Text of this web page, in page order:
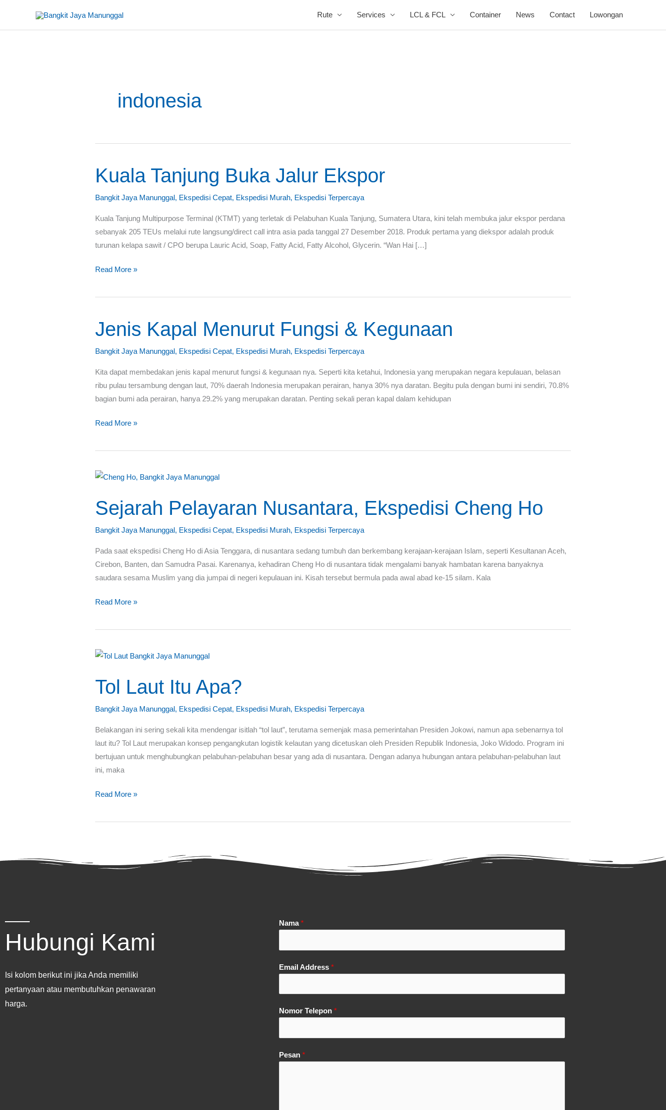
konten
Rute Services LCL & FCL Container News Contact Lowongan
indonesia
Kuala Tanjung Buka Jalur Ekspor
Bangkit Jaya Manunggal, Ekspedisi Cepat, Ekspedisi Murah, Ekspedisi Terpercaya
Kuala Tanjung Multipurpose Terminal (KTMT) yang terletak di Pelabuhan Kuala Tanjung, Sumatera Utara, kini telah membuka jalur ekspor perdana
sebanyak 205 TEUs melalui rute langsung/direct call intra asia pada tanggal 27 Desember 2018. Produk pertama yang diekspor adalah produk
turunan kelapa sawit / CPO berupa Lauric Acid, Soap, Fatty Acid, Fatty Alcohol, Glycerin. “Wan Hai […]
Kuala
Tanjung
Buka
Ekspor
Read More »
Jenis Kapal Menurut Fungsi & Kegunaan
Bangkit Jaya Manunggal, Ekspedisi Cepat, Ekspedisi Murah, Ekspedisi Terpercaya
Kita dapat membedakan jenis kapal menurut fungsi & kegunaan nya. Seperti kita ketahui, Indonesia yang merupakan negara kepulauan, belasan
ribu pulau tersambung dengan laut, 70% daerah Indonesia merupakan perairan, hanya 30% nya daratan. Begitu pula dengan bumi ini sendiri, 70.8%
bagian bumi ada perairan, hanya 29.2% yang merupakan daratan. Penting sekali peran kapal dalam kehidupan
Jenis
Kapal
Menurut
&
Kegunaan
Read More »
Sejarah Pelayaran Nusantara, Ekspedisi Cheng Ho
Bangkit Jaya Manunggal, Ekspedisi Cepat, Ekspedisi Murah, Ekspedisi Terpercaya
Pada saat ekspedisi Cheng Ho di Asia Tenggara, di nusantara sedang tumbuh dan berkembang kerajaan-kerajaan Islam, seperti Kesultanan Aceh,
Cirebon, Banten, dan Samudra Pasai. Karenanya, kehadiran Cheng Ho di nusantara tidak mengalami banyak hambatan karena banyaknya
saudara sesama Muslim yang dia jumpai di negeri kepulauan ini. Kisah tersebut bermula pada awal abad ke-15 silam. Kala
Sejarah
Nusantara,
Ekspedisi
Cheng
Read More »
Tol Laut Itu Apa?
Bangkit Jaya Manunggal, Ekspedisi Cepat, Ekspedisi Murah, Ekspedisi Terpercaya
Belakangan ini sering sekali kita mendengar isitlah “tol laut”, terutama semenjak masa pemerintahan Presiden Jokowi, namun apa sebenarnya tol
laut itu? Tol Laut merupakan konsep pengangkutan logistik kelautan yang dicetuskan oleh Presiden Republik Indonesia, Joko Widodo. Program ini
bertujuan untuk menghubungkan pelabuhan-pelabuhan besar yang ada di nusantara. Dengan adanya hubungan antara pelabuhan-pelabuhan laut
ini, maka
Tol
Itu
Apa?
Read More »
Hubungi Kami
Isi kolom berikut ini jika Anda memiliki
pertanyaan atau membutuhkan penawaran
harga.
Nama*
Email Address *
Nomor Telepon *
Pesan *